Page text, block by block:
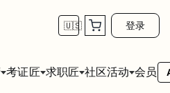
🇺🇸 登录
考证匠 求职匠 社区活动 会员